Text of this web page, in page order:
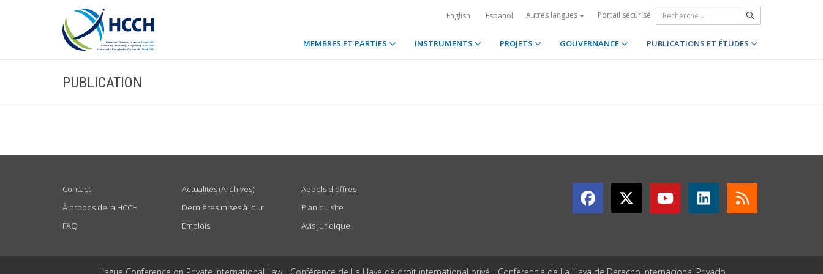
English Español Autres langues Portail sécurisé
MEMBRES ET PARTIES INSTRUMENTS PROJETS GOUVERNANCE PUBLICATIONS ET ÉTUDES
PUBLICATION
Contact
À propos de la HCCH
FAQ
Actualités (Archives)
Dernières mises à jour
Emplois
Appels d'offres
Plan du site
Avis juridique